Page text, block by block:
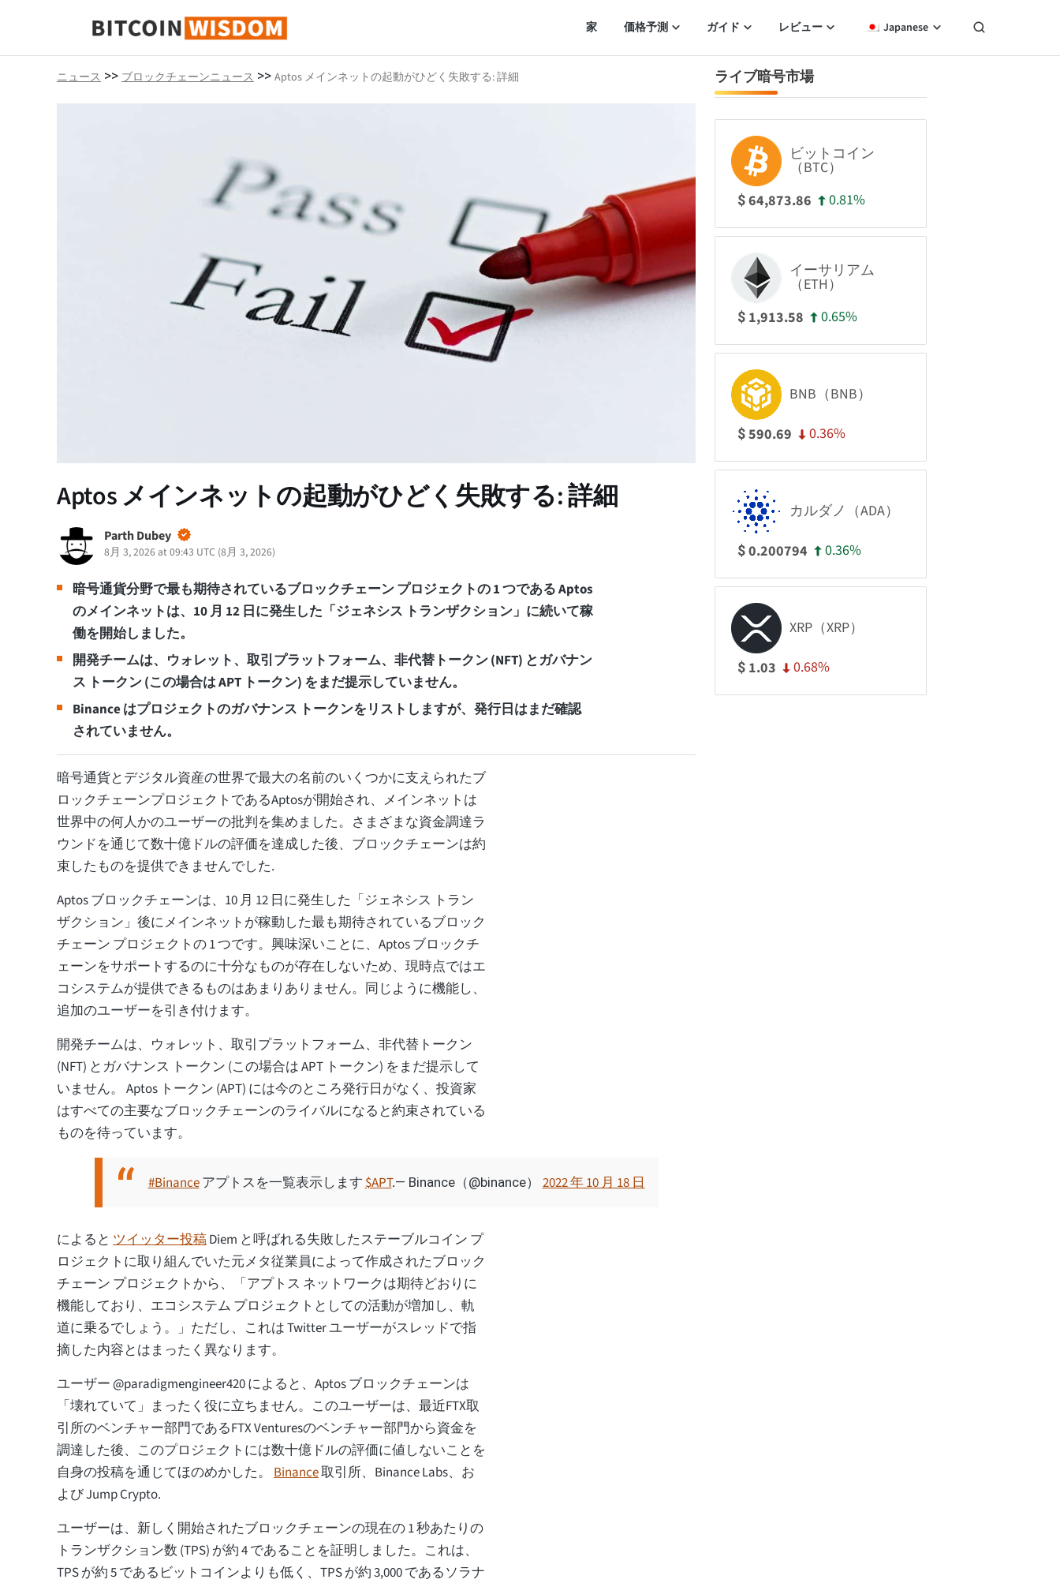
ビットコインの知恵
家 価格予測 ガイド レビュー Japanese
ニュース >> ブロックチェーンニュース >> Aptos メインネットの起動がひどく失敗する: 詳細
Aptos メインネットの起動がひどく失敗する: 詳細
Parth Dubey
8月 3, 2026 at 09:43 UTC (8月 3, 2026)
暗号通貨分野で最も期待されているブロックチェーン プロジェクトの 1 つである Aptos
のメインネットは、10 月 12 日に発生した「ジェネシス トランザクション」に続いて稼
働を開始しました。
開発チームは、ウォレット、取引プラットフォーム、非代替トークン (NFT) とガバナン
ス トークン (この場合は APT トークン) をまだ提示していません。
Binance はプロジェクトのガバナンス トークンをリストしますが、発行日はまだ確認
されていません。
暗号通貨とデジタル資産の世界で最大の名前のいくつかに支えられたブ
ロックチェーンプロジェクトであるAptosが開始され、メインネットは
世界中の何人かのユーザーの批判を集めました。さまざまな資金調達ラ
ウンドを通じて数十億ドルの評価を達成した後、ブロックチェーンは約
束したものを提供できませんでした.
Aptos ブロックチェーンは、10 月 12 日に発生した「ジェネシス トラン
ザクション」後にメインネットが稼動した最も期待されているブロック
チェーン プロジェクトの 1 つです。興味深いことに、Aptos ブロックチ
ェーンをサポートするのに十分なものが存在しないため、現時点ではエ
コシステムが提供できるものはあまりありません。同じように機能し、
追加のユーザーを引き付けます。
開発チームは、ウォレット、取引プラットフォーム、非代替トークン
(NFT) とガバナンス トークン (この場合は APT トークン) をまだ提示して
いません。 Aptos トークン (APT) には今のところ発行日がなく、投資家
はすべての主要なブロックチェーンのライバルになると約束されている
ものを待っています。
#Binanceアプトスを一覧表示します $APT.— Binance（@binance） 2022 年 10 月 18 日
によると ツイッター投稿Diem と呼ばれる失敗したステーブルコイン プ
ロジェクトに取り組んでいた元メタ従業員によって作成されたブロック
チェーン プロジェクトから、「アプトス ネットワークは期待どおりに
機能しており、エコシステム プロジェクトとしての活動が増加し、軌
道に乗るでしょう。」ただし、これは Twitter ユーザーがスレッドで指
摘した内容とはまったく異なります。
ユーザー @paradigmengineer420 によると、Aptos ブロックチェーンは
「壊れていて」まったく役に立ちません。このユーザーは、最近FTX取
引所のベンチャー部門であるFTX Venturesのベンチャー部門から資金を
調達した後、このプロジェクトには数十億ドルの評価に値しないことを
自身の投稿を通じてほのめかした。 Binance取引所、Binance Labs、お
よび Jump Crypto.
ユーザーは、新しく開始されたブロックチェーンの現在の 1 秒あたりの
トランザクション数 (TPS) が約 4 であることを証明しました。これは、
TPS が約 5 であるビットコインよりも低く、TPS が約 3,000 であるソラナ
ライブ暗号市場
ビットコイン
（BTC）
$64,873.86 0.81%
イーサリアム
（ETH）
$ 1,913.58 0.65%
BNB（BNB）
$590.69 0.36%
カルダノ（ADA）
$0.200794 0.36%
XRP（XRP）
$ 1.03 0.68%